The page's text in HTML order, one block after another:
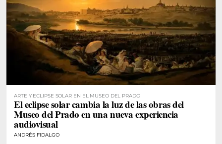
ARTE Y ECLIPSE SOLAR EN EL MUSEO DEL PRADO
El eclipse solar cambia la luz de las obras del
Museo del Prado en una nueva experiencia
audiovisual
ANDRÉS FIDALGO